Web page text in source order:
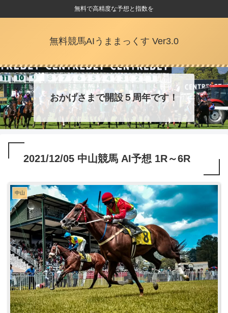
無料で高精度な予想と指数を
無料競馬AIうままっくす Ver3.0
おかげさまで開設５周年です！
2021/12/05 中山競馬 AI予想 1R～6R
中山